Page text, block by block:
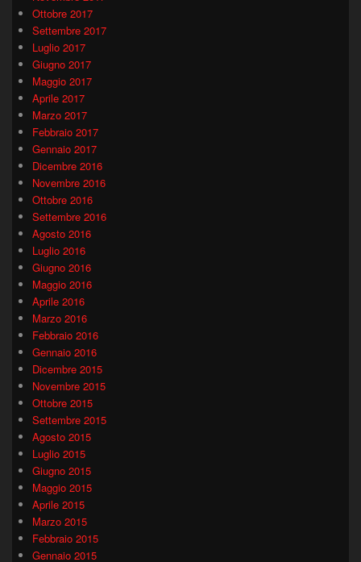
Ottobre 2017
Settembre 2017
Luglio 2017
Giugno 2017
Maggio 2017
Aprile 2017
Marzo 2017
Febbraio 2017
Gennaio 2017
Dicembre 2016
Novembre 2016
Ottobre 2016
Settembre 2016
Agosto 2016
Luglio 2016
Giugno 2016
Maggio 2016
Aprile 2016
Marzo 2016
Febbraio 2016
Gennaio 2016
Dicembre 2015
Novembre 2015
Ottobre 2015
Settembre 2015
Agosto 2015
Luglio 2015
Giugno 2015
Maggio 2015
Aprile 2015
Marzo 2015
Febbraio 2015
Gennaio 2015